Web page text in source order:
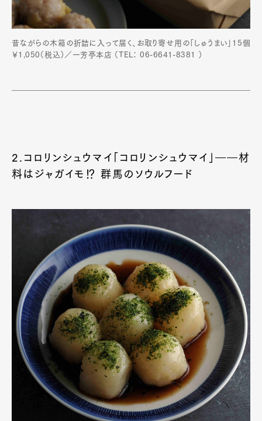
昔ながらの木箱の折詰に入って届く、お取り寄せ用の「しゅうまい」15個
￥1,050（税込）／一芳亭本店 （TEL： 06-6641-8381 ）
2.コロリンシュウマイ「コロリンシュウマイ」――材
料はジャガイモ⁉ 群馬のソウルフード